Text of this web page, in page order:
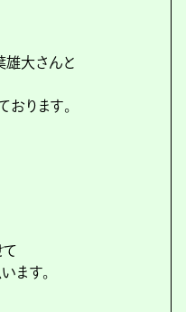
大さんと
ります。
ます。